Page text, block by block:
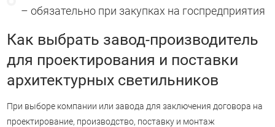
– обязательно при закупках на госпредприятия
Как выбрать завод-производитель
для проектирования и поставки
архитектурных светильников
При выборе компании или завода для заключения договора на
проектирование, производство, поставку и монтаж